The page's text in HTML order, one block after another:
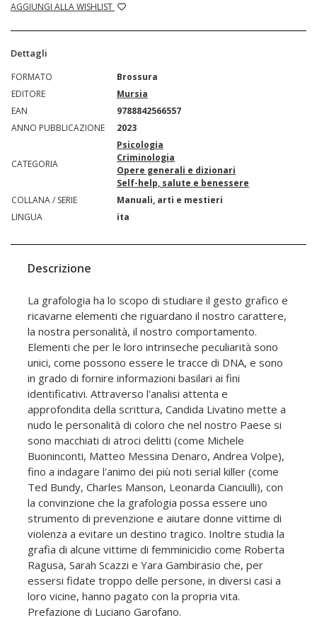
AGGIUNGI ALLA WISHLIST
Dettagli
FORMATO
Brossura
EDITORE
Mursia
EAN
9788842566557
ANNO PUBBLICAZIONE
2023
CATEGORIA
Psicologia
Criminologia
Opere generali e dizionari
Self-help, salute e benessere
COLLANA / SERIE
Manuali, arti e mestieri
LINGUA
ita
Descrizione
La grafologia ha lo scopo di studiare il gesto grafico e
ricavarne elementi che riguardano il nostro carattere,
la nostra personalità, il nostro comportamento.
Elementi che per le loro intrinseche peculiarità sono
unici, come possono essere le tracce di DNA, e sono
in grado di fornire informazioni basilari ai fini
identificativi. Attraverso l'analisi attenta e
approfondita della scrittura, Candida Livatino mette a
nudo le personalità di coloro che nel nostro Paese si
sono macchiati di atroci delitti (come Michele
Buoninconti, Matteo Messina Denaro, Andrea Volpe),
fino a indagare l'animo dei più noti serial killer (come
Ted Bundy, Charles Manson, Leonarda Cianciulli), con
la convinzione che la grafologia possa essere uno
strumento di prevenzione e aiutare donne vittime di
violenza a evitare un destino tragico. Inoltre studia la
grafia di alcune vittime di femminicidio come Roberta
Ragusa, Sarah Scazzi e Yara Gambirasio che, per
essersi fidate troppo delle persone, in diversi casi a
loro vicine, hanno pagato con la propria vita.
Prefazione di Luciano Garofano.